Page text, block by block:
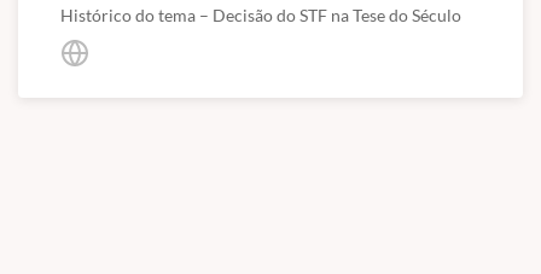
Histórico do tema – Decisão do STF na Tese do Século